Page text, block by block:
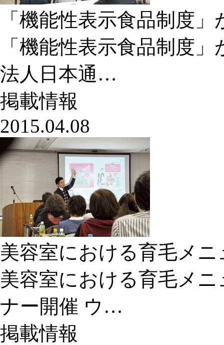
「機能性表示食品制度
「機能性表示食品制度
法人日本通…
掲載情報
2015.04.08
美容室における育毛メ
美容室における育毛メ
ナー開催 ウ…
掲載情報